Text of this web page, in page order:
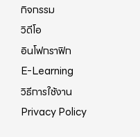
กิจกรรม
วิดีโอ
อินโฟกราฟิก
E-Learning
วิธีการใช้งาน
Privacy Policy